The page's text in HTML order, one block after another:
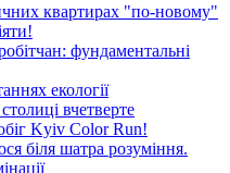
квартирах "по-новому"
фундаментальні
екології
вчетверте
Kyiv Color Run!
біля шатра розуміння.